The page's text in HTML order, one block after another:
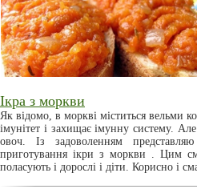
Ікра з моркви
Як відомо, в моркві міститься вельми
імунітет і захищає імунну систему.
овоч. Із задоволенням
приготування ікри з моркви . Цим
поласують і дорослі і діти. Корисно і